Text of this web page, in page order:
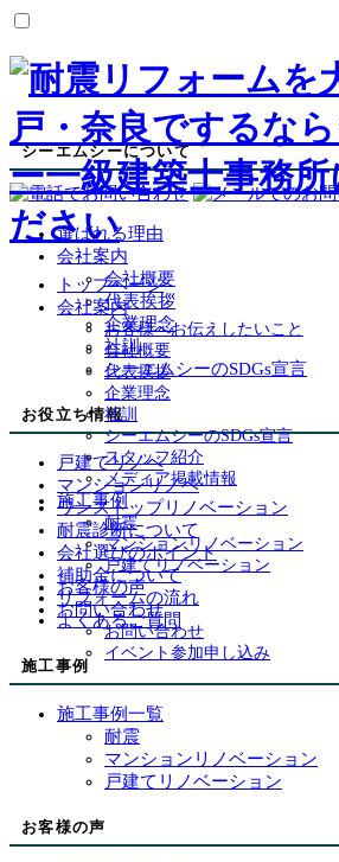
トップページ
会社案内
お客様へお伝えしたいこと
会社概要
代表挨拶
企業理念
社訓
シーエムシーのSDGs宣言
スタッフ紹介
メディア掲載情報
施工事例
耐震
マンションリノベーション
戸建てリノベーション
お客様の声
お問い合わせ
お問い合わせ
イベント参加申し込み
シーエムシーについて
選ばれる理由
会社案内
会社概要
代表挨拶
企業理念
社訓
シーエムシーのSDGs宣言
お役立ち情報
戸建てリノベ
マンションリノベ
ワンストップリノベーション
耐震診断について
会社選びのポイント
補助金について
リフォームの流れ
よくあるご質問
施工事例
施工事例一覧
耐震
マンションリノベーション
戸建てリノベーション
お客様の声